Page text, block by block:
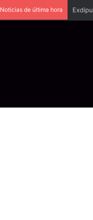
Noticias de última hora